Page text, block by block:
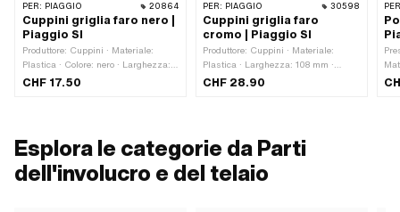
PER: PIAGGIO 20864
Cuppini griglia faro nero |
Piaggio SI
Produttore: Cuppini · Materiale:
Plastica · Colore: nero · Larghezza:
140 mm · Profondità: 27 mm ·
CHF 17.50
PER: PIAGGIO 30598
Cuppini griglia faro
cromo | Piaggio SI
Produttore: Cuppini · Materiale:
Plastica · Larghezza: 108 mm ·
Altezza: 84 mm · Superficie: cromato
CHF 28.90
Esplora le categorie da Parti
dell'involucro e del telaio